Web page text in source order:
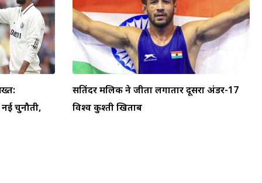
चुनौती,
सतिंदर मलिक ने जीता लगातार दूसरा अंडर-17
विश्व कुश्ती खिताब